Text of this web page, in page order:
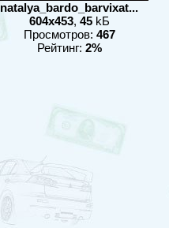
natalya_bardo_barvixat...
604x453, 45kБ
Просмотров: 467
Рейтинг: 2%